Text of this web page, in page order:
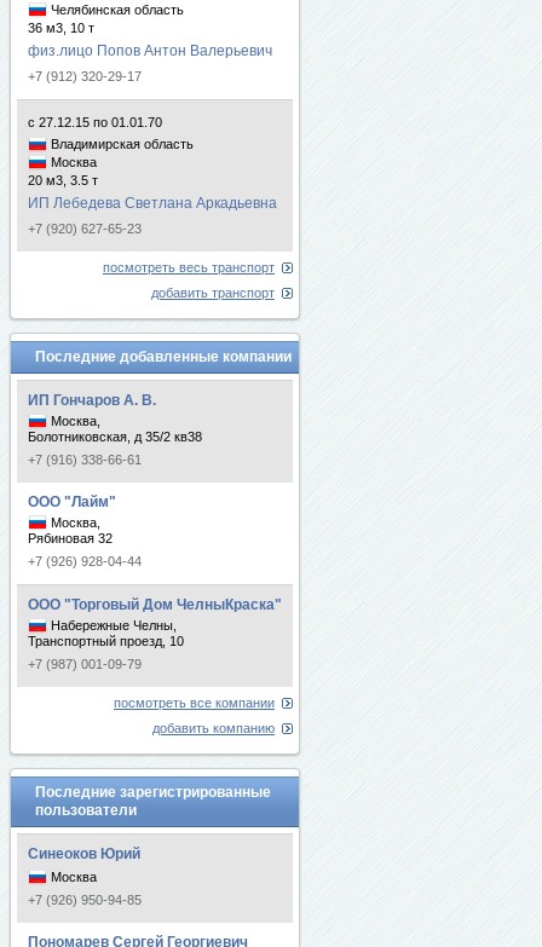
Челябинская область
36 м3, 10 т
физ.лицо Попов Антон Валерьевич
+7 (912) 320-29-17
с 27.12.15 по 01.01.70
Владимирская область
Москва
20 м3, 3.5 т
ИП Лебедева Светлана Аркадьевна
+7 (920) 627-65-23
посмотреть весь транспорт
добавить транспорт
Последние добавленные компании
ИП Гончаров А. В.
Москва,
Болотниковская, д 35/2 кв38
+7 (916) 338-66-61
ООО "Лайм"
Москва,
Рябиновая 32
+7 (926) 928-04-44
ООО "Торговый Дом ЧелныКраска"
Набережные Челны,
Транспортный проезд, 10
+7 (987) 001-09-79
посмотреть все компании
добавить компанию
Последние зарегистрированные
пользователи
Синеоков Юрий
Москва
+7 (926) 950-94-85
Пономарев Сергей Георгиевич